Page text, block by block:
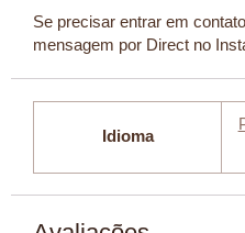
Se precisar entrar em
mensagem por Direct no
Idioma